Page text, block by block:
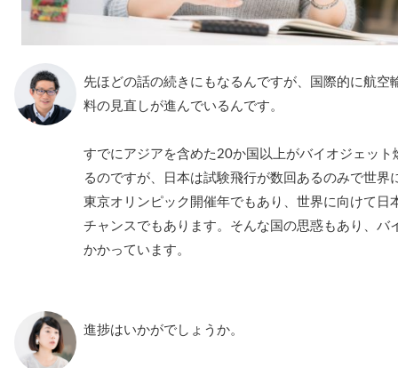
先ほどの話の続きにもなるんですが、国際的に航空
料の見直しが進んでいるんです。
すでにアジアを含めた20か国以上がバイオジェッ
るのですが、日本は試験飛行が数回あるのみで世
東京オリンピック開催年でもあり、世界に向けて日
チャンスでもあります。そんな国の思惑もあり、バ
かかっています。
進捗はいかがでしょうか。